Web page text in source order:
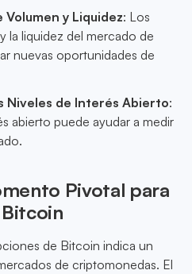
y Liquidez: Los
la liquidez del mercado de
nuevas oportunidades de
Niveles de Interés Abierto:
abierto puede ayudar a medir
Pivotal para
de Bitcoin indica un
de criptomonedas. El